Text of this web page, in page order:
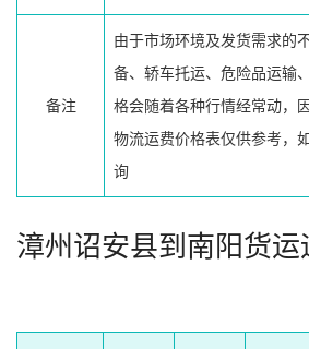
备注
由于市场环境及发货需求的
备、轿车托运、危险品运输
格会随着各种行情经常动，
物流运费价格表仅供参考，
询
漳州诏安县到南阳货